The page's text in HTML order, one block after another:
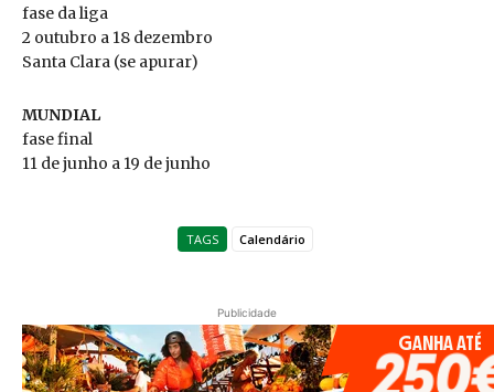
fase da liga
2 outubro a 18 dezembro
Santa Clara (se apurar)
MUNDIAL
fase final
11 de junho a 19 de junho
TAGS Calendário
Publicidade